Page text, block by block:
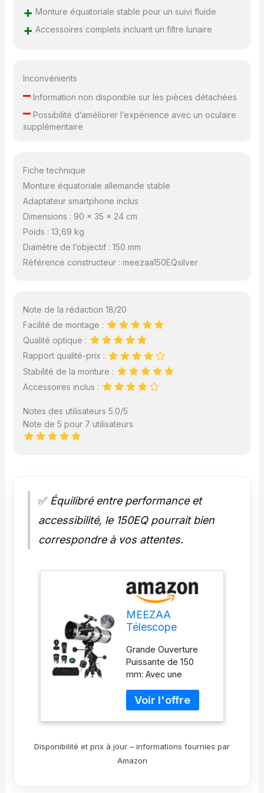
trépied, oculaires,
lentille de Barlow,
observer les étoiles à
la maison ou en
extérieur. MEEZAA offre
vivre de belles
aventures
astronomiques
+ Monture équatoriale stable pour un suivi fluide
+ Accessoires complets incluant un filtre lunaire
Inconvénients
– Information non disponible sur les pièces détachées
– Possibilité d’améliorer l’expérience avec un oculaire
supplémentaire
Fiche technique
Monture équatoriale allemande stable
Adaptateur smartphone inclus
Dimensions : 90 x 35 x 24 cm
Poids : 13,69 kg
Diamètre de l’objectif : 150 mm
Référence constructeur : meezaa150EQsilver
Note de la rédaction 18/20
Facilité de montage :
Qualité optique :
Rapport qualité-prix :
Stabilité de la monture :
Accessoires inclus :
Notes des utilisateurs 5.0/5
Note de 5 pour 7 utilisateurs
✅Équilibré entre performance et
accessibilité, le 150EQ pourrait bien
correspondre à vos attentes.
MEEZAA
Télescope
150EQ Newton
Réflecteur
Télescope
Professionnel
pour Adulte et
Débutants avec
Monture
Trépied,
Adaptateur
Grande Ouverture
Puissante de 150
mm: Avec une
650 mm et une
ouverture de 150
mm, ce télescope
capte davantage de
lumière pour des
Disponibilité et prix à jour – informations fournies par
Amazon